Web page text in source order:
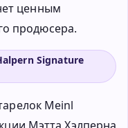
ценным
продюсера.
Signature
Meinl
Мэтта Хэлперна